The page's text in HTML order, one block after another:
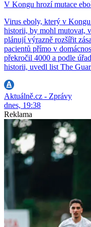
V Kongu hrozí mutace
Virus eboly, který v
historii, by mohl mutovat,
plánují výrazně rozšířit
pacientů přímo v
překročil 4000 a podle
historii, uvedl list The
Aktuálně.cz - Zprávy
dnes, 19:38
Reklama